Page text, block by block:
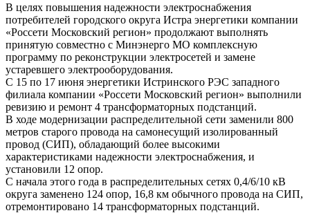
В целях повышения надежности электроснабжения
потребителей городского округа Истра энергетики компании
«Россети Московский регион» продолжают выполнять
принятую совместно с Минэнерго МО комплексную
программу по реконструкции электросетей и замене
устаревшего электрооборудования.
С 15 по 17 июня энергетики Истринского РЭС западного
филиала компании «Россети Московский регион» выполнили
ревизию и ремонт 4 трансформаторных подстанций.
В ходе модернизации распределительной сети заменили 800
метров старого провода на самонесущий изолированный
провод (СИП), обладающий более высокими
характеристиками надежности электроснабжения, и
установили 12 опор.​
С начала этого года в распределительных сетях 0,4/6/10 кВ
округа заменено 124 опор, 16,8 км обычного провода на СИП,
отремонтировано 14 трансформаторных подстанций.